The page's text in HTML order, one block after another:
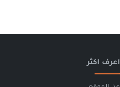
اعرف اكثر